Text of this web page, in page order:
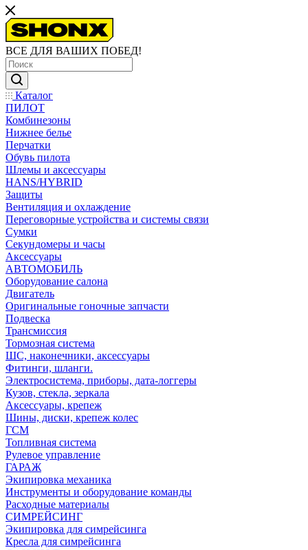
ВСЕ ДЛЯ ВАШИХ ПОБЕД!
Каталог
ПИЛОТ
Комбинезоны
Нижнее белье
Перчатки
Обувь пилота
Шлемы и аксессуары
HANS/HYBRID
Защиты
Вентиляция и охлаждение
Переговорные устройства и системы связи
Сумки
Секундомеры и часы
Аксессуары
АВТОМОБИЛЬ
Оборудование салона
Двигатель
Оригинальные гоночные запчасти
Подвеска
Трансмиссия
Тормозная система
ШС, наконечники, аксессуары
Фитинги, шланги.
Электросистема, приборы, дата-логгеры
Кузов, стекла, зеркала
Аксессуары, крепеж
Шины, диски, крепеж колес
ГСМ
Топливная система
Рулевое управление
ГАРАЖ
Экипировка механика
Инструменты и оборудование команды
Расходные материалы
СИМРЕЙСИНГ
Экипировка для симрейсинга
Кресла для симрейсинга